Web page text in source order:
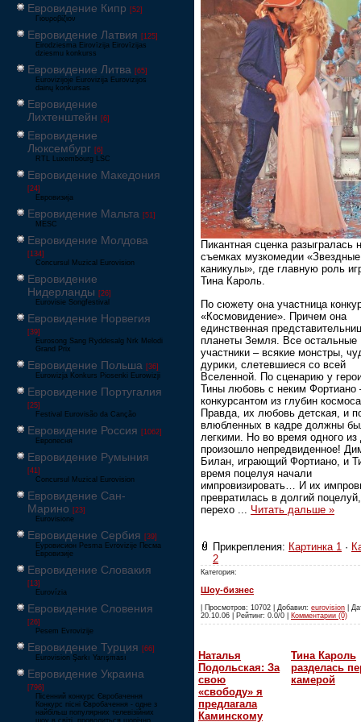
Евровидение Кипр [52]
Γιουροβίζιον
Евровидение Латвия [125]
Eirodziesma Eirovīzija Eirovīzijas
dziesmu konkurss
Евровидение Литва [65]
Eurovizijoje Eurovizija Eurovizijos
dainų konkursas
Евровидение
Лихтенштейн [6]
Евровидение
Люксембург [6]
RTL Luxembourg LSC
Евровидение Македония
[24]
Евровизија
Евровидение Мальта [51]
MESC
Евровидение Молдова
[134]
Concursul Muzical Eurovision
Евровидение
Нидерланды [26]
Eurovisie Songfestival
Евровидение Норвегия
[39]
Eurosong Sang Ryddesalg Nrk Melodi
Grand Prix
Евровидение Польша [36]
Eurowizja Konkurs Piosenki Eurowizji
Евровидение Португалия
[25]
Festival Eurovisão da Canção
Евровидение Россия [1062]
Европесня
Евровидение Румыния
[41]
Concursul Muzical Eurovision
Евровидение Сан-
Марино [23]
Eurovisione
Евровидение Сербия [39]
Еуровисион Pesma Evrovizije Песма
Евровизије
Евровидение Словакия
[13]
Eurovízia
Евровидение Словения
[26]
Pesem Evrovizije
Евровидение Турция [66]
Eurovision Şarkı Yarışması
Евровидение Украина
[796]
Пісенний конкурс Євробачення
Конкурс пісні Євробачення - одне з
найбільш популярних телевізійних
шоу в світі, проводиться щорічно,
Пикантная сценка разыгралась
съемках музкомедии «Звездные
каникулы», где главную роль
Тина Кароль.
По сюжету она участница
«Космовидение». Причем она
единственная
планеты Земля. Все остальные
участники – всякие монстры,
дурики, слетевшиеся со всей
Вселенной. По сценарию у
Тины любовь с неким Фортиано
конкурсантом из глубин
Правда, их любовь детская, и
влюбленных в кадре должны
легкими. Но во время одного из
произошло непредвиденное!
Билан, играющий Фортиано, и
время поцелуя начали
импровизировать… И их
превратилась в долгий
перехо
Читать дальше »
Прикрепления: Картинка 1 ·
2
Категория:
Шоу-бизнес
| Просмотров: 10702 | Добавил: eurovision |
20.10.06 | Рейтинг: 0.0/0 | Комментарии (0)
Наталья
Подольская: За
свою
«свободу» я
предлагала
Каминскому
Тина Кароль
разделась
камерой